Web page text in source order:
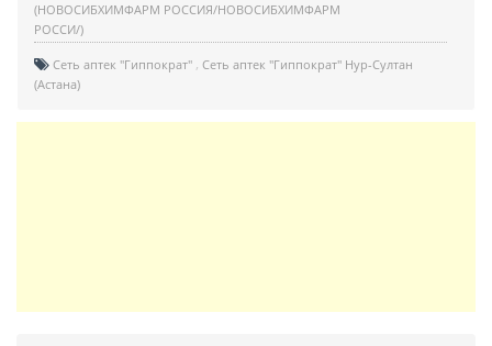
(НОВОСИБХИМФАРМ РОССИЯ/НОВОСИБХИМФАРМ
РОССИ/)
Сеть аптек "Гиппократ" Сеть аптек "Гиппократ" Нур-Султан
(Астана)